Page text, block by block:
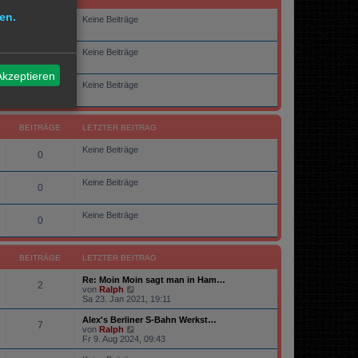
g
Keine Beiträge
Keine Beiträge
Keine Beiträge
BEITRÄGE LETZTER BEITRAG
0 Keine Beiträge
0 Keine Beiträge
0 Keine Beiträge
BEITRÄGE LETZTER BEITRAG
2
Re: Moin Moin sagt man in Ham…
von Ralph
e
u
e
t
e
Sa 23. Jan 2021, 19:11
7
Alex's Berliner S-Bahn Werkst…
von Ralph
e
u
Fr 9. Aug 2024, 09:43